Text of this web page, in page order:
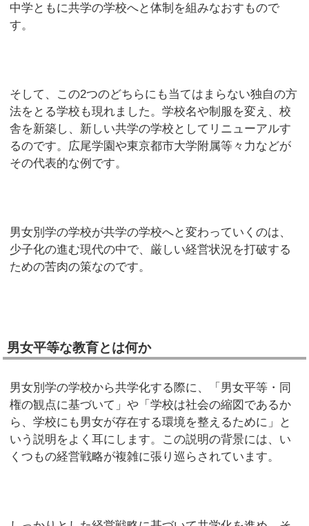
中学ともに共学の学校へと体制を組みなおすもので
す。
そして、この2つのどちらにも当てはまらない独自の方
法をとる学校も現れました。学校名や制服を変え、校
舎を新築し、新しい共学の学校としてリニューアルす
るのです。広尾学園や東京都市大学附属等々力などが
その代表的な例です。
男女別学の学校が共学の学校へと変わっていくのは、
少子化の進む現代の中で、厳しい経営状況を打破する
ための苦肉の策なのです。
男女平等な教育とは何か
男女別学の学校から共学化する際に、「男女平等・同
権の観点に基づいて」や「学校は社会の縮図であるか
ら、学校にも男女が存在する環境を整えるために」と
いう説明をよく耳にします。この説明の背景には、い
くつもの経営戦略が複雑に張り巡らされています。